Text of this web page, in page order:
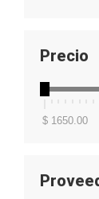
Precio
$ 1650.00